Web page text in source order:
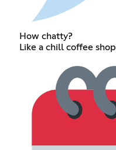
How chatty?
Like a chill coffee shop